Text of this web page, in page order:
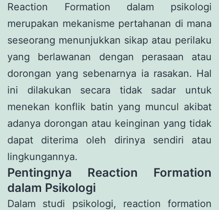
Reaction Formation dalam psikologi
merupakan mekanisme pertahanan di mana
seseorang menunjukkan sikap atau perilaku
yang berlawanan dengan perasaan atau
dorongan yang sebenarnya ia rasakan. Hal
ini dilakukan secara tidak sadar untuk
menekan konflik batin yang muncul akibat
adanya dorongan atau keinginan yang tidak
dapat diterima oleh dirinya sendiri atau
lingkungannya.
Pentingnya Reaction Formation
dalam Psikologi
Dalam studi psikologi, reaction formation